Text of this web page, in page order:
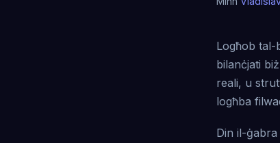
Logħob tal-
bilanċjati
reali, u
logħba
Din il-